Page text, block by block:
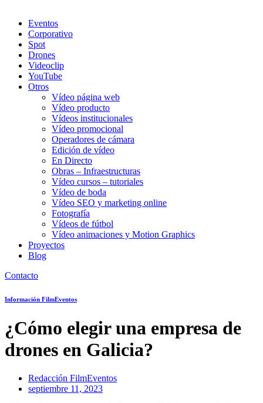
Eventos
Corporativo
Spot
Drones
Videoclip
YouTube
Otros
Vídeo página web
Vídeo producto
Vídeos institucionales
Vídeo promocional
Operadores de cámara
Edición de vídeo
En Directo
Obras – Infraestructuras
Vídeo cursos – tutoriales
Vídeo de boda
Vídeo SEO y marketing online
Fotografía
Vídeos de fútbol
Vídeo animaciones y Motion Graphics
Proyectos
Blog
Contacto
Información FilmEventos
¿Cómo elegir una empresa de
drones en Galicia?
Redacción FilmEventos
septiembre 11, 2023